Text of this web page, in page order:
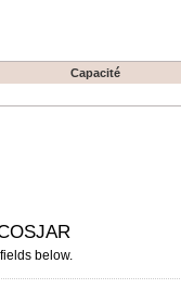
Capacité